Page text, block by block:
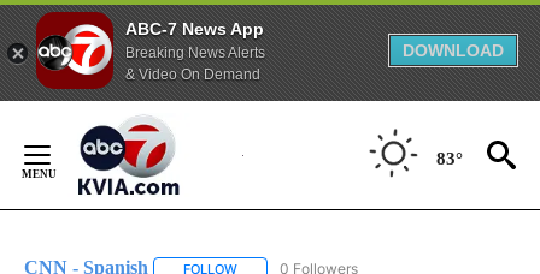
ABC-7 News App
Breaking News Alerts
& Video On Demand
DOWNLOAD
Content
83°
CNN - Spanish FOLLOW FOLLOW "CNN - SPANISH" TO RECEIVE
0 Followers